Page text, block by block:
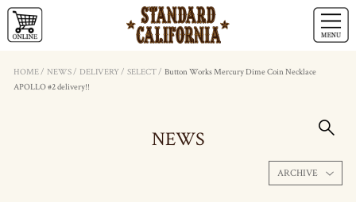
HOME/ NEWS/ DELIVERY / SELECT/ Button Works Mercury Dime Coin Necklace
APOLLO #2 delivery!!
NEWS
ARCHIVE